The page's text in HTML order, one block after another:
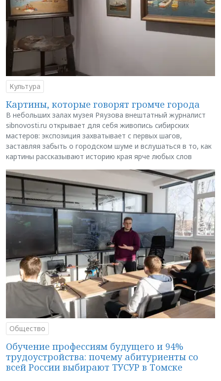
Культура
Картины, которые говорят громче города
В небольших залах музея Ряузова внештатный журналист
sibnovosti.ru открывает для себя живопись сибирских
мастеров: экспозиция захватывает с первых шагов,
заставляя забыть о городском шуме и вслушаться в то, как
картины рассказывают историю края ярче любых слов
Общество
Обучение профессиям будущего и 94%
трудоустройства: почему абитуриенты со
всей России выбирают ТУСУР в Томске